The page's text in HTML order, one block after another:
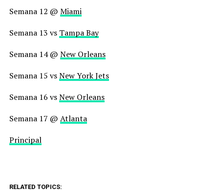
Semana 12 @ Miami
Semana 13 vs Tampa Bay
Semana 14 @ New Orleans
Semana 15 vsNew York Jets
Semana 16 vsNew Orleans
Semana 17 @ Atlanta
Principal
RELATED TOPICS: